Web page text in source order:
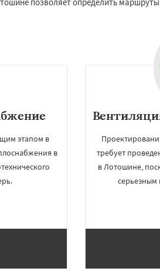
этапом в
в
требует
в Лотошине,
серьезным